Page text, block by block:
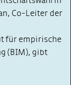
Co-Leiter der
für empirische
(BIM), gibt